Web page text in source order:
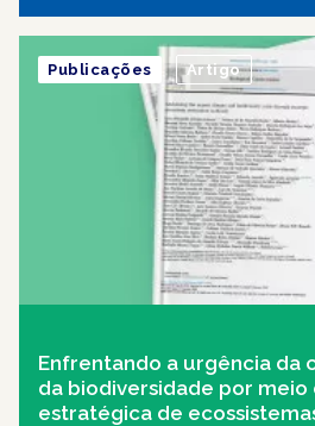
Enfrentando a urgência da
da biodiversidade por meio
estratégica de
Publicações Artigo